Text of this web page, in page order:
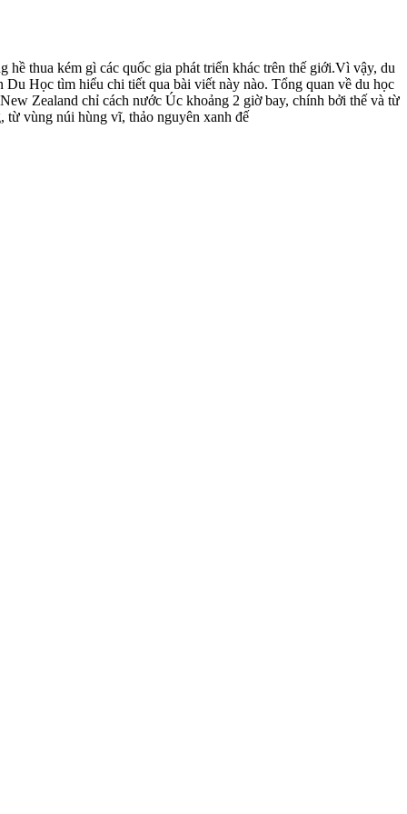
thua kém gì các quốc gia phát triển khác trên thế giới.Vì vậy, du
Học tìm hiểu chi tiết qua bài viết này nào. Tổng quan về du học
Zealand chỉ cách nước Úc khoảng 2 giờ bay, chính bởi thế và từ
vùng núi hùng vĩ, thảo nguyên xanh đế